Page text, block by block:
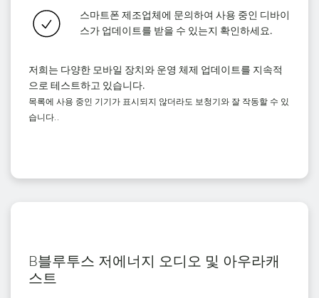
스마트폰 제조업체에 문의하여 사용 중인 디바이
스가 업데이트를 받을 수 있는지 확인하세요.
저희는 다양한 모바일 장치와 운영 체제 업데이트를 지속적
으로 테스트하고 있습니다.
목록에 사용 중인 기기가 표시되지 않더라도 보청기와 잘 작동할 수 있
습니다. .
B블루투스 저에너지 오디오 및 아우라캐
스트